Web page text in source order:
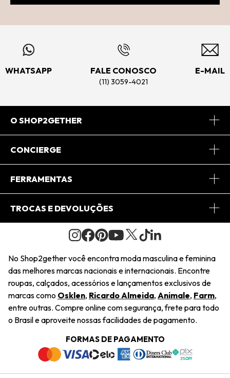
WHATSAPP FALE CONOSCO
(11) 3059-4021
E-MAIL
O SHOP2GETHER
Sobre Nós
Journal
Saiu na Mídia
Sustentabilidade
Navegando
Termos e Condições
Trabalhe Conosco
CONCIERGE
Central de Relacionamento
Regulamento e Promoções
FERRAMENTAS
Minha Conta
Pedido de Presente
Wishlist
TROCAS E DEVOLUÇÕES
Condições Gerais
Troca Fácil
Restituição de Pagamento
Dúvidas Frequentes
Termos e Condições
Política de Privacidade
No Shop2gether você encontra moda masculina e feminina
das melhores marcas nacionais e internacionais. Encontre
roupas, calçados, acessórios e lançamentos exclusivos de
marcas como Osklen, Ricardo Almeida, Animale, Farm,
entre outras. Compre online com segurança, frete para todo
o Brasil e aproveite nossas facilidades de pagamento.
FORMAS DE PAGAMENTO